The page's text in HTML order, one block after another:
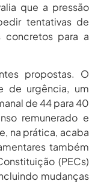
que a pressão
tentativas de
concretos para a
propostas. O
de urgência, um
de 44 para 40
remunerado e
na prática, acaba
também
(PECs)
mudanças